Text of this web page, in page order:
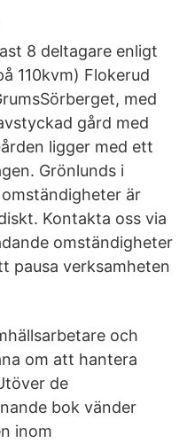
8 deltagare enligt
110kvm) Flokerud
med
gård med
ligger med ett
Grönlunds i
är
Kontakta oss via
omständigheter
pausa verksamheten
och
om att hantera
de
bok vänder
inom